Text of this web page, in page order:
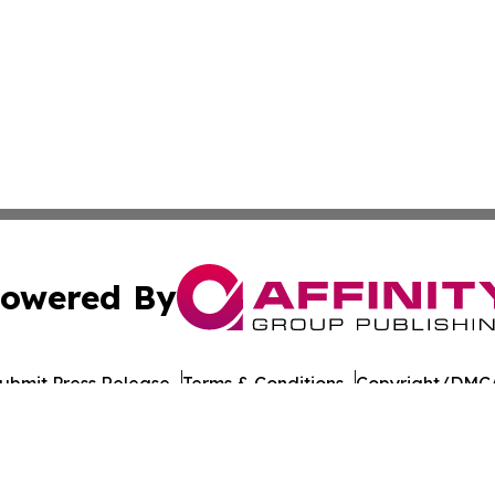
By
Press Release Terms & Conditions Copyright/